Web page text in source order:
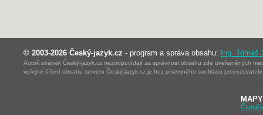
© 2003-2026 Český-jazyk.cz - program a správa obsahu: Ing. Tomáš
Autoři stránek Český-jazyk.cz nezodpovídají za správnost obsahu zde uveřejněných
veřejné šíření obsahu serveru Český-jazyk.cz je bez písemného souhlasu